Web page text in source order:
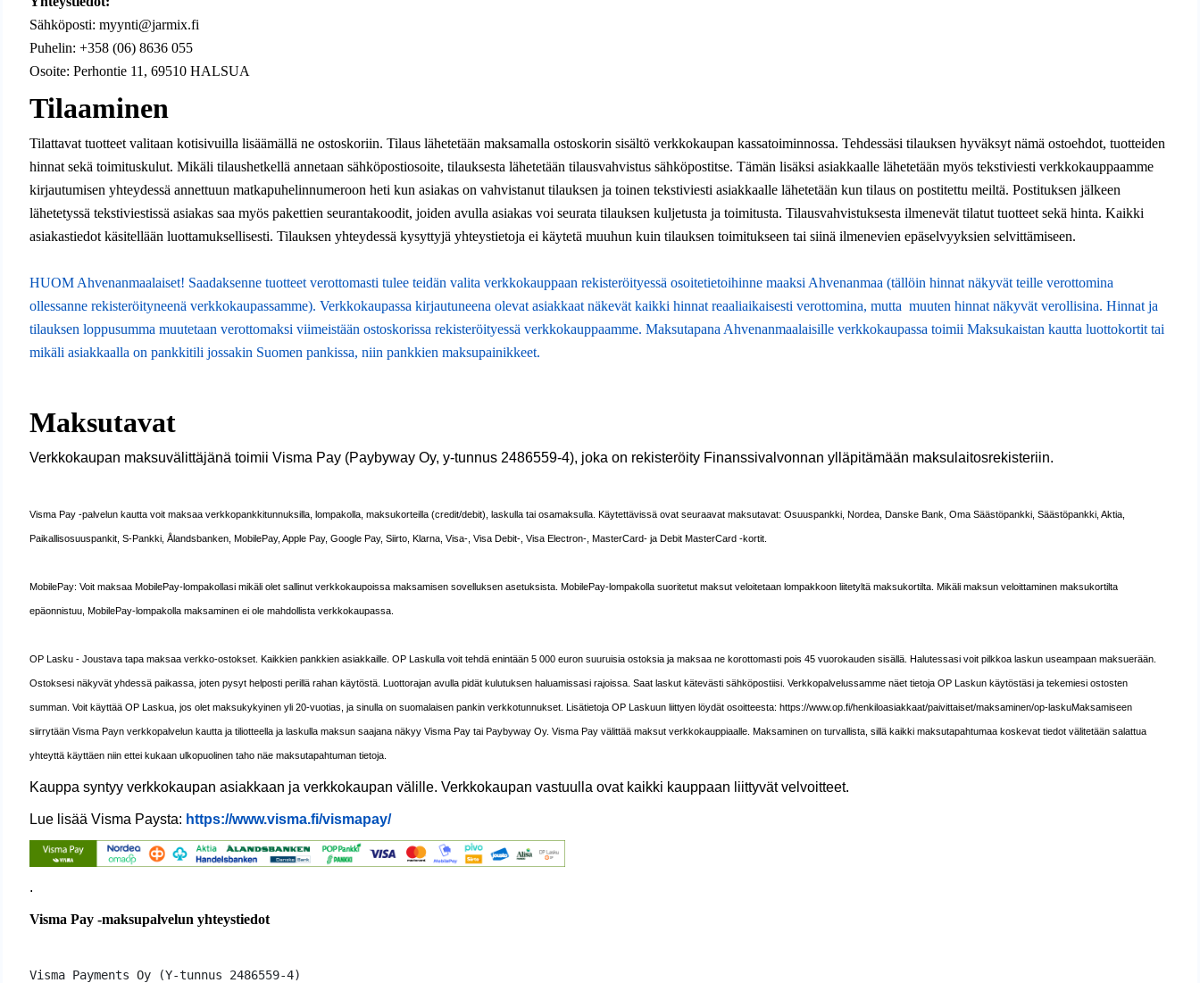
Sähköposti:myynti@jarmix.fi
Puhelin: +358 (06) 8636 055
Osoite: Perhontie 11, 69510 HALSUA
Tilaaminen
Tilattavat tuotteet valitaan kotisivuilla lisäämällä ne ostoskoriin. Tilaus lähetetään maksamalla ostoskorin sisältö verkkokaupan kassatoiminnossa. Tehdessäsi tilauksen hyväksyt nämä ostoehdot, tuotteiden
hinnat sekä toimituskulut. Mikäli tilaushetkellä annetaan sähköpostiosoite, tilauksesta lähetetään tilausvahvistus sähköpostitse. Tämän lisäksi asiakkaalle lähetetään myös tekstiviesti verkkokauppaamme
kirjautumisen yhteydessä annettuun matkapuhelinnumeroon heti kun asiakas on vahvistanut tilauksen ja toinen tekstiviesti asiakkaalle lähetetään kun tilaus on postitettu meiltä. Postituksen jälkeen
lähetetyssä tekstiviestissä asiakas saa myös pakettien seurantakoodit, joiden avulla asiakas voi seurata tilauksen kuljetusta ja toimitusta. Tilausvahvistuksesta ilmenevät tilatut tuotteet sekä hinta. Kaikki
asiakastiedot käsitellään luottamuksellisesti. Tilauksen yhteydessä kysyttyjä yhteystietoja ei käytetä muuhun kuin tilauksen toimitukseen tai siinä ilmenevien epäselvyyksien selvittämiseen.
HUOM Ahvenanmaalaiset! Saadaksenne tuotteet verottomasti tulee teidän valita verkkokauppaan rekisteröityessä osoitetietoihinne maaksi Ahvenanmaa (tällöin hinnat näkyvät teille verottomina
ollessanne rekisteröityneenä verkkokaupassamme). Verkkokaupassa kirjautuneena olevat asiakkaat näkevät kaikki hinnat reaaliaikaisesti verottomina, mutta muuten hinnat näkyvät verollisina. Hinnat ja
tilauksen loppusumma muutetaan verottomaksi viimeistään ostoskorissa rekisteröityessä verkkokauppaamme. Maksutapana Ahvenanmaalaisille verkkokaupassa toimii Maksukaistan kautta luottokortit tai
mikäli asiakkaalla on pankkitili jossakin Suomen pankissa, niin pankkien maksupainikkeet.
Maksutavat
Verkkokaupan maksuvälittäjänä toimii Visma Pay (Paybyway Oy, y-tunnus 2486559-4), joka on rekisteröity Finanssivalvonnan ylläpitämään maksulaitosrekisteriin.
Visma Pay -palvelun kautta voit maksaa verkkopankkitunnuksilla, lompakolla, maksukorteilla (credit/debit), laskulla tai osamaksulla. Käytettävissä ovat seuraavat maksutavat: Osuuspankki, Nordea, Danske Bank, Oma Säästöpankki, Säästöpankki, Aktia,
Paikallisosuuspankit, S-Pankki, Ålandsbanken, MobilePay, Apple Pay, Google Pay, Siirto, Klarna, Visa-, Visa Debit-, Visa Electron-, MasterCard- ja Debit MasterCard -kortit.
MobilePay: Voit maksaa MobilePay-lompakollasi mikäli olet sallinut verkkokaupoissa maksamisen sovelluksen asetuksista. MobilePay-lompakolla suoritetut maksut veloitetaan lompakkoon liitetyltä maksukortilta. Mikäli maksun veloittaminen maksukortilta
epäonnistuu, MobilePay-lompakolla maksaminen ei ole mahdollista verkkokaupassa.
OP Lasku - Joustava tapa maksaa verkko-ostokset. Kaikkien pankkien asiakkaille. OP Laskulla voit tehdä enintään 5 000 euron suuruisia ostoksia ja maksaa ne korottomasti pois 45 vuorokauden sisällä. Halutessasi voit pilkkoa laskun useampaan maksuerään.
Ostoksesi näkyvät yhdessä paikassa, joten pysyt helposti perillä rahan käytöstä. Luottorajan avulla pidät kulutuksen haluamissasi rajoissa. Saat laskut kätevästi sähköpostiisi. Verkkopalvelussamme näet tietoja OP Laskun käytöstäsi ja tekemiesi ostosten
summan. Voit käyttää OP Laskua, jos olet maksukykyinen yli 20-vuotias, ja sinulla on suomalaisen pankin verkkotunnukset. Lisätietoja OP Laskuun liittyen löydät osoitteesta: https://www.op.fi/henkiloasiakkaat/paivittaiset/maksaminen/op-laskuMaksamiseen
siirrytään Visma Payn verkkopalvelun kautta ja tiliotteella ja laskulla maksun saajana näkyy Visma Pay tai Paybyway Oy. Visma Pay välittää maksut verkkokauppiaalle. Maksaminen on turvallista, sillä kaikki maksutapahtumaa koskevat tiedot välitetään salattua
yhteyttä käyttäen niin ettei kukaan ulkopuolinen taho näe maksutapahtuman tietoja.
Kauppa syntyy verkkokaupan asiakkaan ja verkkokaupan välille. Verkkokaupan vastuulla ovat kaikki kauppaan liittyvät velvoitteet.
Lue lisää Visma Paysta: https://www.visma.fi/vismapay/
.
Visma Pay -maksupalvelun yhteystiedot
Visma Payments Oy (Y-tunnus 2486559-4)